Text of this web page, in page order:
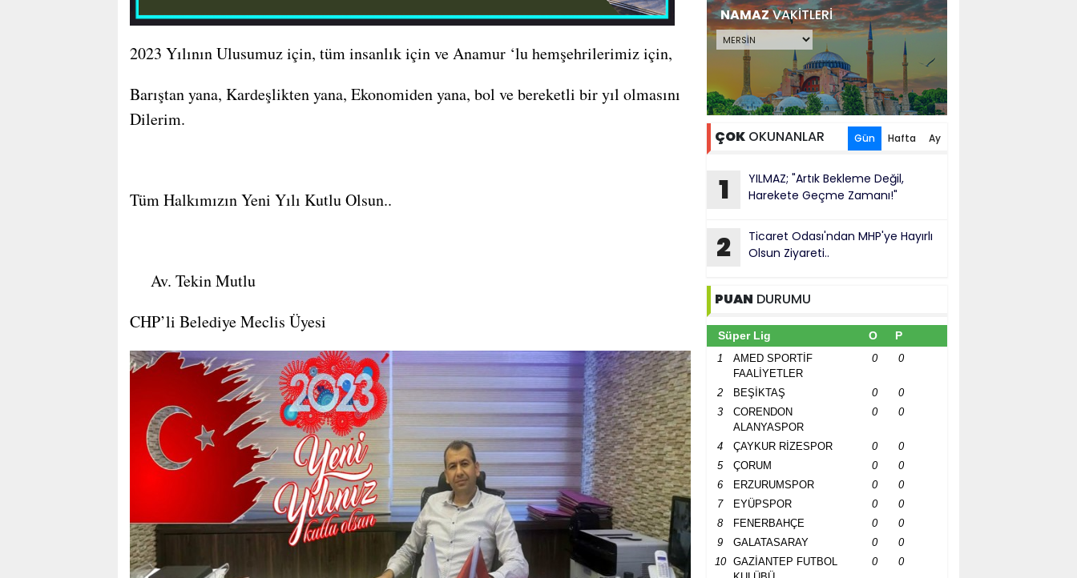
2023 Yılının Ulusumuz için, tüm insanlık için ve Anamur ‘lu hemşehrilerimiz için,
Barıştan yana, Kardeşlikten yana, Ekonomiden yana, bol ve bereketli bir yıl olmasını
Dilerim.
Tüm Halkımızın Yeni Yılı Kutlu Olsun..
Av. Tekin Mutlu
CHP’li Belediye Meclis Üyesi
NAMAZVAKİTLERİ
ÇOK OKUNANLAR Gün Hafta Ay
1
YILMAZ; "Artık Bekleme Değil,
Harekete Geçme Zamanı!"
2
Ticaret Odası'ndan MHP'ye Hayırlı
Olsun Ziyareti..
PUAN DURUMU
Süper Lig O P
1
AMED SPORTİF
FAALİYETLER
0 0
2 BEŞİKTAŞ 0
0
3
CORENDON
ALANYASPOR
0 0
4 ÇAYKUR RİZESPOR 0
0
5
ÇORUM 0
0
6
ERZURUMSPOR 0
0
7
EYÜPSPOR 0
0
8
FENERBAHÇE 0
0
9
GALATASARAY 0
0
10
GAZİANTEP FUTBOL
0 0